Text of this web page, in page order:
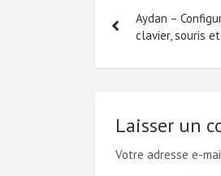
de
l’article
Aydan –
clavier, souris
Laisser un
Votre adresse e-